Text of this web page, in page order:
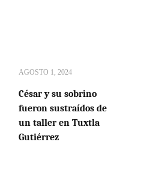
AGOSTO 1, 2024
César y su sobrino
fueron sustraídos de
un taller en Tuxtla
Gutiérrez